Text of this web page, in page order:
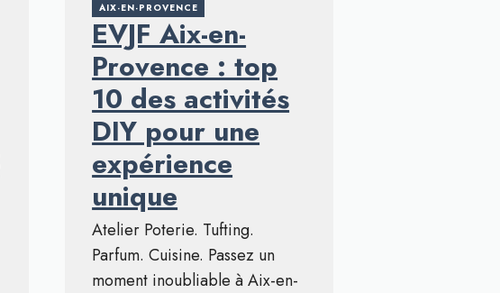
AIX-EN-PROVENCE
EVJF Aix-en-
Provence : top
10 des activités
DIY pour une
expérience
unique
Atelier Poterie. Tufting.
Parfum. Cuisine. Passez un
moment inoubliable à Aix-en-